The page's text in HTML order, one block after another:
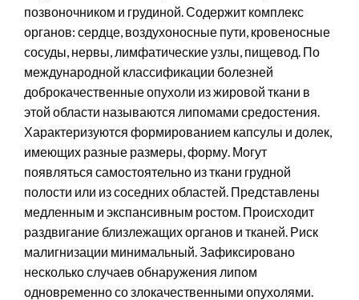
позвоночником и грудиной. Содержит комплекс
органов: сердце, воздухоносные пути, кровеносные
сосуды, нервы, лимфатические узлы, пищевод. По
международной классификации болезней
доброкачественные опухоли из жировой ткани в
этой области называются липомами средостения.
Характеризуются формированием капсулы и долек,
имеющих разные размеры, форму. Могут
появляться самостоятельно из ткани грудной
полости или из соседних областей. Представлены
медленным и экспансивным ростом. Происходит
раздвигание близлежащих органов и тканей. Риск
малигнизации минимальный. Зафиксировано
несколько случаев обнаружения липом
одновременно со злокачественными опухолями.